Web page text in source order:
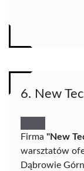
6. New Tec
Firma "New
warsztatów
Dąbrowie